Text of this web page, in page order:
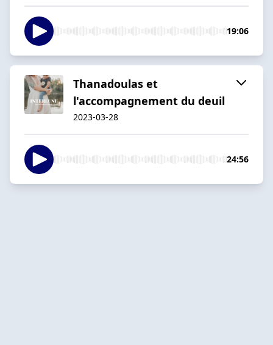
19:06
Thanadoulas et
l'accompagnement du deuil
2023-03-28
24:56